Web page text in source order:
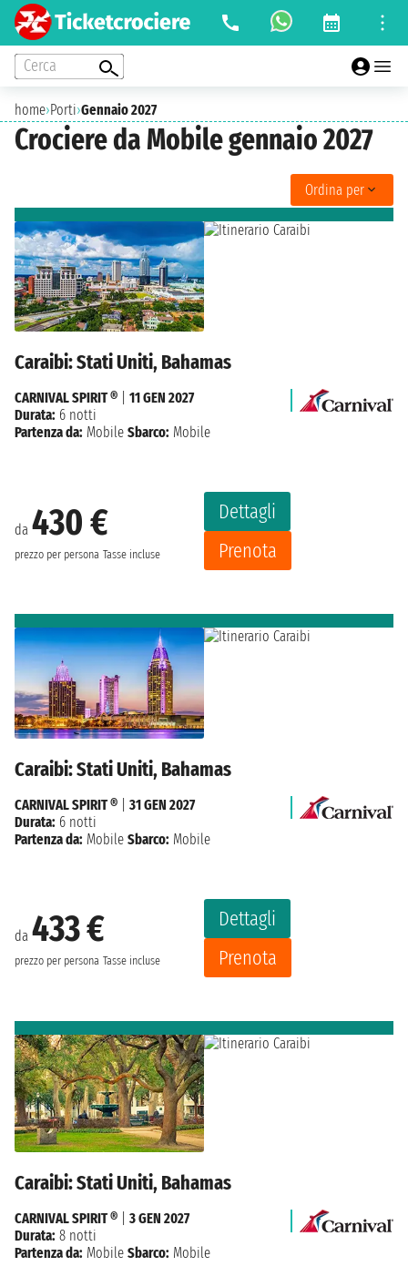
Cerca
home›Porti›Gennaio 2027
Crociere da Mobile gennaio 2027
Ordina per
Caraibi: Stati Uniti, Bahamas
da 430 €
prezzo per persona Tasse incluse
Dettagli
Prenota
CARNIVAL SPIRIT ®
11 GEN 2027
Durata: 6 notti
Partenza da: Mobile Sbarco: Mobile
Caraibi: Stati Uniti, Bahamas
da 433 €
prezzo per persona Tasse incluse
Dettagli
Prenota
CARNIVAL SPIRIT ®
31 GEN 2027
Durata: 6 notti
Partenza da: Mobile Sbarco: Mobile
Caraibi: Stati Uniti, Bahamas
CARNIVAL SPIRIT ®
3 GEN 2027
Durata: 8 notti
Partenza da: Mobile Sbarco: Mobile